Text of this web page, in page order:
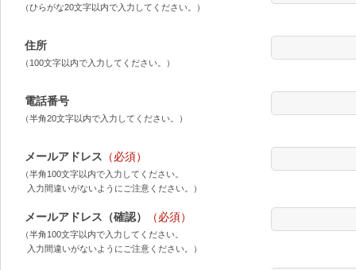
（ひらがな20文字以内で入力してください。）
住所
（100文字以内で入力してください。）
電話番号
（半角20文字以内で入力してください。）
メールアドレス （必須）
（半角100文字以内で入力してください。
入力間違いがないようにご注意ください。）
メールアドレス（確認） （必須）
（半角100文字以内で入力してください。
入力間違いがないようにご注意ください。）